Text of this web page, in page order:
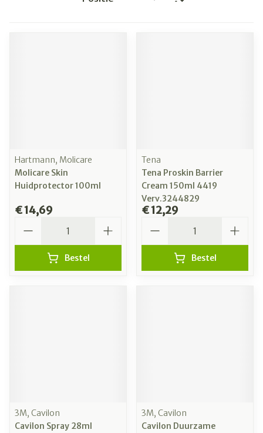
Sorteer op:
Hartmann, Molicare
Molicare Skin
Huidprotector 100ml
€ 14,69
Bestel
Tena
Tena Proskin Barrier
Cream 150ml 4419
Verv.3244829
€ 12,29
Bestel
3M, Cavilon
Cavilon Spray 28ml
3M, Cavilon
Cavilon Duurzame